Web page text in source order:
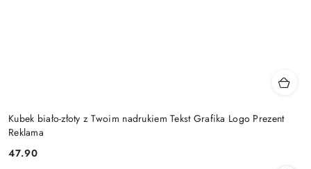
Kubek biało-złoty z Twoim nadrukiem Tekst Grafika Logo Prezent
Reklama
Cena:
47.90